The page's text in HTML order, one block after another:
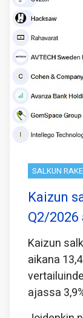
SALKUN
Kaizun
Q2/2026
Kaizun
aikana
ajassa